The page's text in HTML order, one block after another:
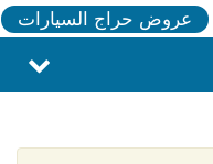
عروض حراج السيارات